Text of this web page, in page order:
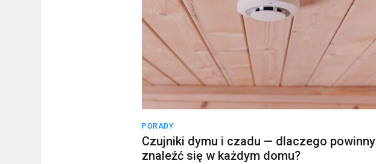
PORADY
Czujniki dymu i czadu — dlaczego powinny
znaleźć się w każdym domu?